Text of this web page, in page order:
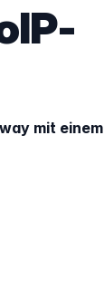
mit einem